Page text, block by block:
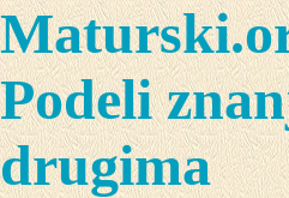
Podeli
drugima